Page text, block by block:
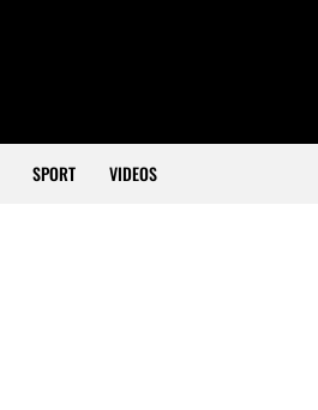
SPORT VIDEOS